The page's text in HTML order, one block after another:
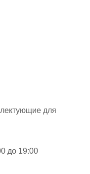
для
до 19:00